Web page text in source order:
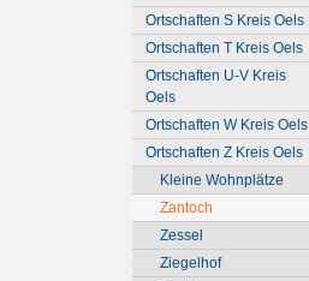
Ortschaften S Kreis Oels
Ortschaften T Kreis Oels
Ortschaften U-V Kreis
Oels
Ortschaften W Kreis Oels
Ortschaften Z Kreis Oels
Kleine Wohnplätze
Zantoch
Zessel
Ziegelhof